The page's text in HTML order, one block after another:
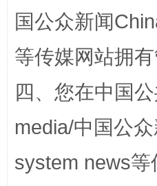
国家大学科技园优化重
国公众新闻
等传媒网站拥
四、您在中国
media/中国公
system news